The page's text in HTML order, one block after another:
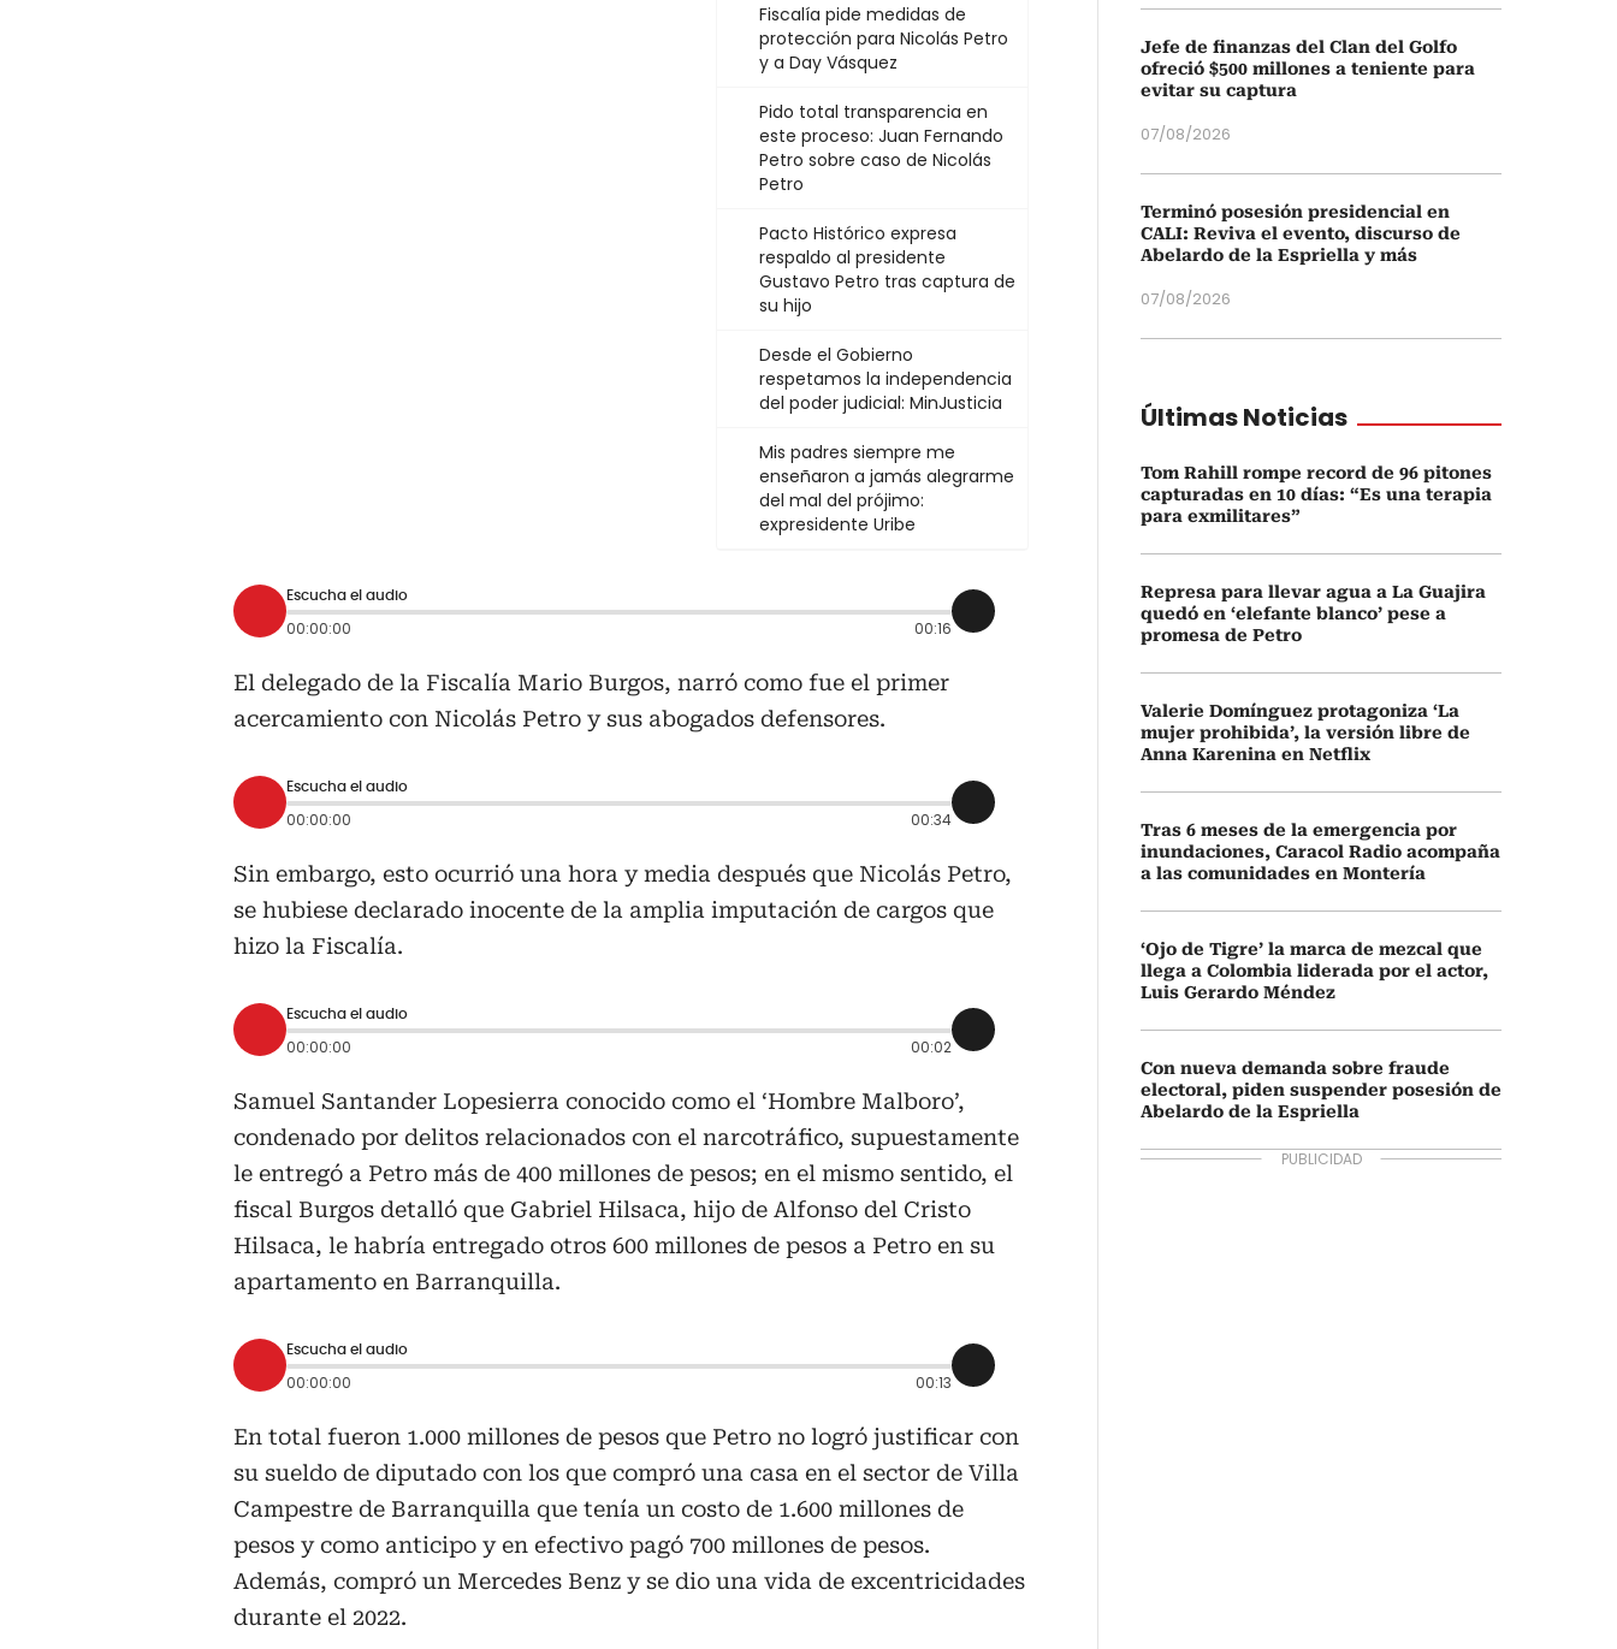
Fiscalía pide medidas de
protección para Nicolás Petro
y a Day Vásquez
Pido total transparencia en
este proceso: Juan Fernando
Petro sobre caso de Nicolás
Petro
Pacto Histórico expresa
respaldo al presidente
Gustavo Petro tras captura de
su hijo
Desde el Gobierno
respetamos la independencia
del poder judicial: MinJusticia
Mis padres siempre me
enseñaron a jamás alegrarme
del mal del prójimo:
expresidente Uribe
Escucha el audio
00:00:00 00:16
El delegado de la Fiscalía Mario Burgos, narró como fue el primer
acercamiento con Nicolás Petro y sus abogados defensores.
Escucha el audio
00:00:00 00:34
Sin embargo, esto ocurrió una hora y media después que Nicolás Petro,
se hubiese declarado inocente de la amplia imputación de cargos que
hizo la Fiscalía.
Escucha el audio
00:00:00 00:02
Samuel Santander Lopesierra conocido como el ‘Hombre Malboro’,
condenado por delitos relacionados con el narcotráfico, supuestamente
le entregó a Petro más de 400 millones de pesos; en el mismo sentido, el
fiscal Burgos detalló que Gabriel Hilsaca, hijo de Alfonso del Cristo
Hilsaca, le habría entregado otros 600 millones de pesos a Petro en su
apartamento en Barranquilla.
Escucha el audio
00:00:00 00:13
En total fueron 1.000 millones de pesos que Petro no logró justificar con
su sueldo de diputado con los que compró una casa en el sector de Villa
Campestre de Barranquilla que tenía un costo de 1.600 millones de
pesos y como anticipo y en efectivo pagó 700 millones de pesos.
Además, compró un Mercedes Benz y se dio una vida de excentricidades
durante el 2022.
Jefe de finanzas del Clan del Golfo
ofreció $500 millones a teniente para
evitar su captura
07/08/2026
Terminó posesión presidencial en
CALI: Reviva el evento, discurso de
Abelardo de la Espriella y más
07/08/2026
Últimas Noticias
Tom Rahill rompe record de 96 pitones
capturadas en 10 días: “Es una terapia
para exmilitares”
Represa para llevar agua a La Guajira
quedó en ‘elefante blanco’ pese a
promesa de Petro
Valerie Domínguez protagoniza ‘La
mujer prohibida’, la versión libre de
Anna Karenina en Netflix
Tras 6 meses de la emergencia por
inundaciones, Caracol Radio acompaña
a las comunidades en Montería
‘Ojo de Tigre’ la marca de mezcal que
llega a Colombia liderada por el actor,
Luis Gerardo Méndez
Con nueva demanda sobre fraude
electoral, piden suspender posesión de
Abelardo de la Espriella